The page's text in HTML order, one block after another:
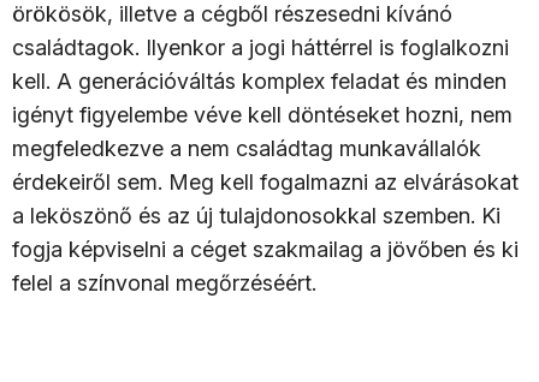
örökösök, illetve a cégből részesedni kívánó
családtagok. Ilyenkor a jogi háttérrel is foglalkozni
kell. A generációváltás komplex feladat és minden
igényt figyelembe véve kell döntéseket hozni, nem
megfeledkezve a nem családtag munkavállalók
érdekeiről sem. Meg kell fogalmazni az elvárásokat
a leköszönő és az új tulajdonosokkal szemben. Ki
fogja képviselni a céget szakmailag a jövőben és ki
felel a színvonal megőrzéséért.